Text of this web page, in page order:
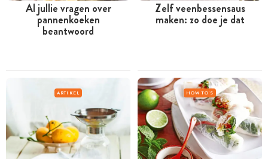
Al jullie vragen over
pannenkoeken
beantwoord
Zelf veenbessensaus
maken: zo doe je dat
ARTIKEL HOW TO'S